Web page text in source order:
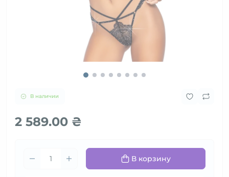
В наличии
2 589.00 ₴
В корзину